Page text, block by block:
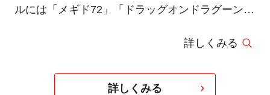
ルには「メギド72」「ドラッグオンドラグーン
ダイ」など。バンタン卒業生で（株）スクウェ
アートディレクション・マネジメントに従事して
詳しくみる
詳しくみる